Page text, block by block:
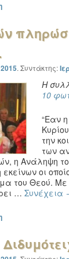
.Συντάκτης:
Η
10
“Εαν
την
των
η Ανάληψη
οι
του Θεού.
…Συνέχεια